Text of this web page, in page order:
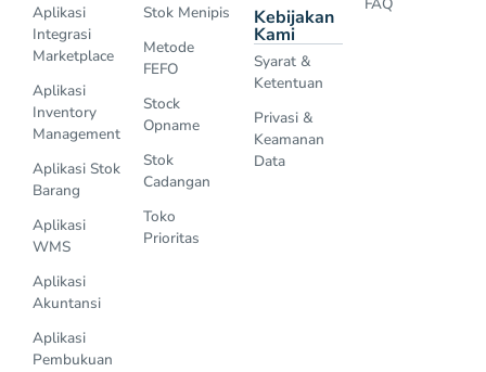
Aplikasi
Integrasi
Marketplace
Aplikasi
Inventory
Management
Aplikasi Stok
Barang
Aplikasi
WMS
Aplikasi
Akuntansi
Aplikasi
Pembukuan
Stok Menipis
Metode
FEFO
Stock
Opname
Stok
Cadangan
Toko
Prioritas
Kebijakan
Kami
Syarat &
Ketentuan
Privasi &
Keamanan
Data